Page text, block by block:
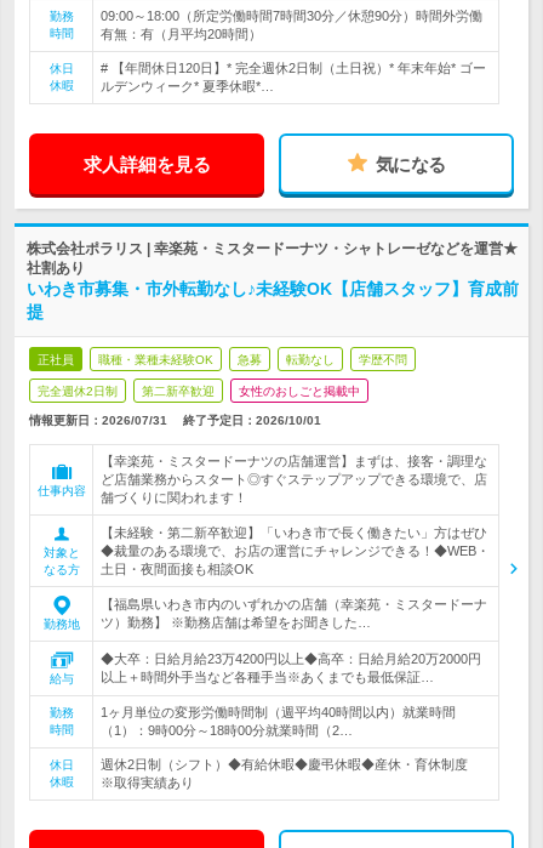
勤務
時間
09:00～18:00（所定労働時間7時間30分／休憩90分）時間外労働
有無：有（月平均20時間）
休日
休暇
# 【年間休日120日】* 完全週休2日制（土日祝）* 年末年始* ゴー
ルデンウィーク* 夏季休暇*…
求人詳細を見る 気になる
株式会社ポラリス | 幸楽苑・ミスタードーナツ・シャトレーゼなどを運営★
社割あり
いわき市募集・市外転勤なし♪未経験OK【店舗スタッフ】育成前
提
正社員 職種・業種未経験OK 急募 転勤なし 学歴不問
完全週休2日制 第二新卒歓迎 女性のおしごと掲載中
情報更新日：2026/07/31 終了予定日： 2026/10/01
仕事内容
【幸楽苑・ミスタードーナツの店舗運営】まずは、接客・調理な
ど店舗業務からスタート◎すぐステップアップできる環境で、店
舗づくりに関われます！
対象と
なる方
【未経験・第二新卒歓迎】「いわき市で長く働きたい」方はぜひ
◆裁量のある環境で、お店の運営にチャレンジできる！◆WEB・
土日・夜間面接も相談OK
勤務地
【福島県いわき市内のいずれかの店舗（幸楽苑・ミスタードーナ
ツ）勤務】 ※勤務店舗は希望をお聞きした…
給与
◆大卒：日給月給23万4200円以上◆高卒：日給月給20万2000円
以上＋時間外手当など各種手当※あくまでも最低保証…
勤務
時間
1ヶ月単位の変形労働時間制（週平均40時間以内）就業時間
（1）：9時00分～18時00分就業時間（2…
休日
休暇
週休2日制（シフト）◆有給休暇◆慶弔休暇◆産休・育休制度
※取得実績あり